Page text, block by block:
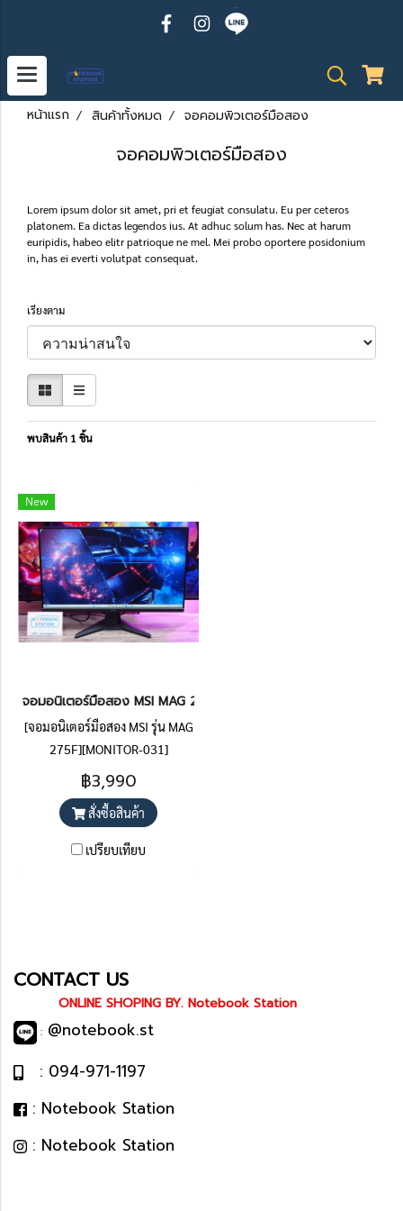
หน้าแรก สินค้าทั้งหมด จอคอมพิวเตอร์มือสอง
จอคอมพิวเตอร์มือสอง
Lorem ipsum dolor sit amet, pri et feugiat consulatu. Eu per ceteros
platonem. Ea dictas legendos ius. At adhuc solum has. Nec at harum
euripidis, habeo elitr patrioque ne mel. Mei probo oportere posidonium
in, has ei everti volutpat consequat.
เรียงตาม
พบสินค้า 1 ชิ้น
New
จอมอนิเตอร์มือสอง MSI MAG 275F - 27 INCH RAPID IPS FHD
[จอมอนิเตอร์มือสอง MSI รุ่น MAG
275F][MONITOR-031]
฿3,990
สั่งซื้อสินค้า
เปรียบเทียบ
CONTACT US
ONLINE SHOPING BY. Notebook Station
: @notebook.st
: 094-971-1197
: Notebook Station
: Notebook Station